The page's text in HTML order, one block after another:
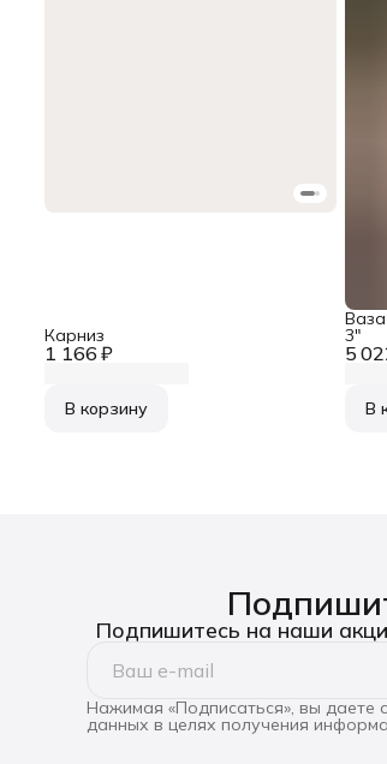
1 166 ₽
Карниз
В корзину
5
3"
В
Подпишитесь на наши
Нажимая «Подписаться», вы даете
данных в целях получения